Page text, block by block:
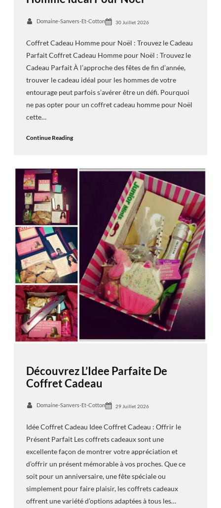
Domaine-Sanvers-Et-Cotton 30 Juillet 2026
Coffret Cadeau Homme pour Noël : Trouvez le Cadeau
Parfait Coffret Cadeau Homme pour Noël : Trouvez le
Cadeau Parfait À l’approche des fêtes de fin d’année,
trouver le cadeau idéal pour les hommes de votre
entourage peut parfois s’avérer être un défi. Pourquoi
ne pas opter pour un coffret cadeau homme pour Noël
cette…
Continue Reading
Découvrez L’Idee Parfaite De
Coffret Cadeau
Domaine-Sanvers-Et-Cotton 29 Juillet 2026
Idée Coffret Cadeau Idee Coffret Cadeau : Offrir le
Présent Parfait Les coffrets cadeaux sont une
excellente façon de montrer votre appréciation et
d’offrir un présent mémorable à vos proches. Que ce
soit pour un anniversaire, une fête spéciale ou
simplement pour faire plaisir, les coffrets cadeaux
offrent une variété d’options adaptées à tous les…